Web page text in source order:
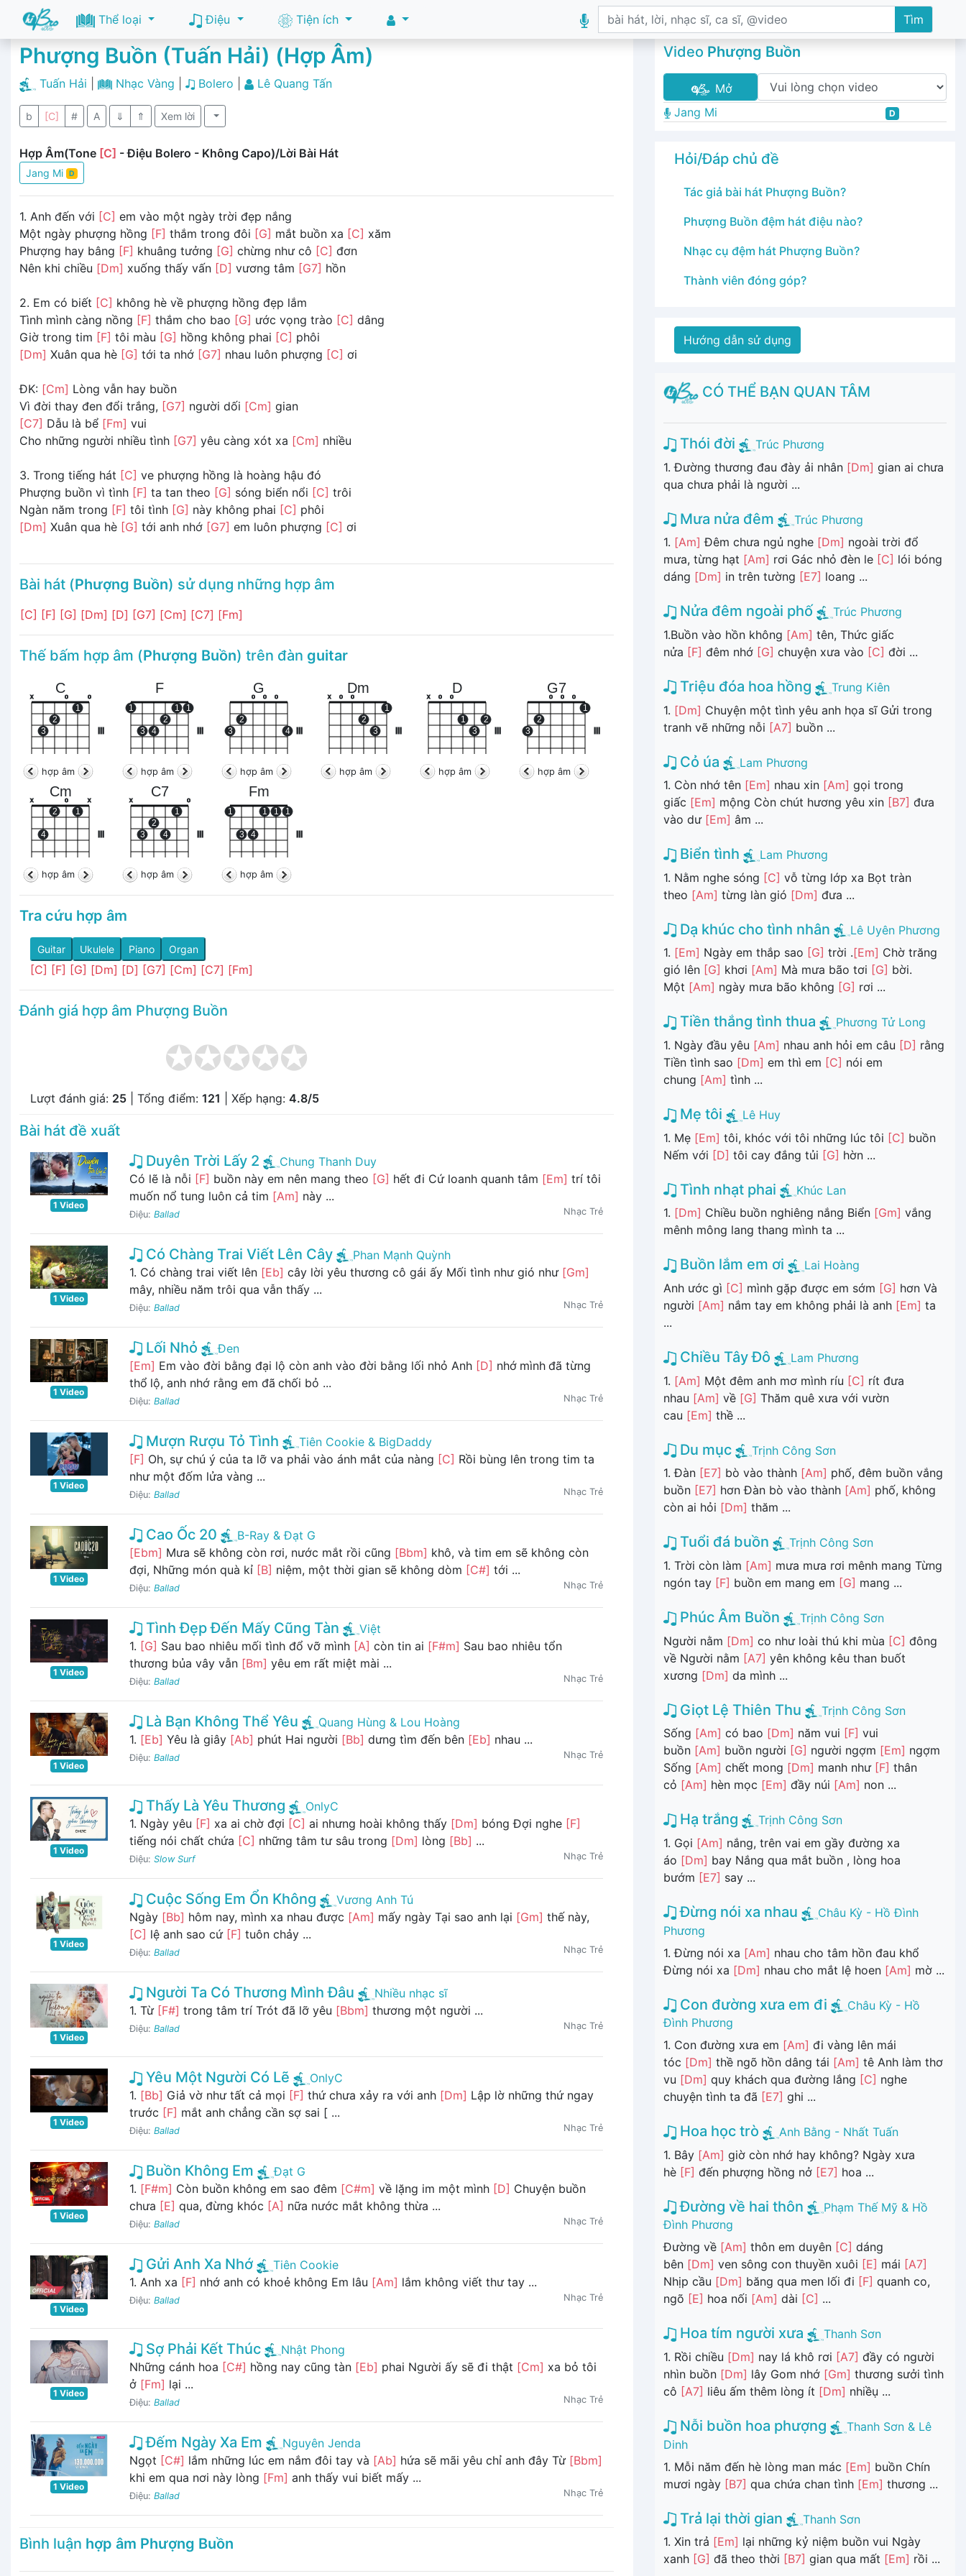
Thể loại Điệu Tiện ích Tìm
Phượng Buồn (Tuấn Hải) (Hợp Âm)
Tuấn Hải Nhạc Vàng Bolero Lê Quang Tấn
b [C] # A ⇓ ⇑ Xem lời
Hợp Âm(Tone [C] - Điệu Bolero - Không Capo)/Lời Bài Hát
Jang Mi D
1. Anh đến với [C] em vào một ngày trời đẹp nắng
Một ngày phượng hồng [F] thắm trong đôi [G] mắt buồn xa [C] xăm
Phượng hay bâng [F] khuâng tưởng [G] chừng như cô [C] đơn
Nên khi chiều [Dm] xuống thấy vấn [D] vương tâm [G7] hồn
2. Em có biết [C] không hè về phượng hồng đẹp lắm
Tình mình càng nồng [F] thắm cho bao [G] ước vọng trào [C] dâng
Giờ trong tim [F] tôi màu [G] hồng không phai [C] phôi
[Dm] Xuân qua hè [G] tới ta nhớ [G7] nhau luôn phượng [C] ơi
ĐK: [Cm] Lòng vẫn hay buồn
Vì đời thay đen đổi trắng, [G7] người dối [Cm] gian
[C7] Dẫu là bể [Fm] vui
Cho những người nhiều tình [G7] yêu càng xót xa [Cm] nhiều
3. Trong tiếng hát [C] ve phượng hồng là hoàng hậu đó
Phượng buồn vì tình [F] ta tan theo [G] sóng biển nổi [C] trôi
Ngàn năm trong [F] tôi tình [G] này không phai [C] phôi
[Dm] Xuân qua hè [G] tới anh nhớ [G7] em luôn phượng [C] ơi
Bài hát (Phượng Buồn) sử dụng những hợp âm
[C] [F] [G] [Dm] [D] [G7] [Cm] [C7] [Fm]
Thế bấm hợp âm (Phượng Buồn) trên đàn guitar
C
x
3
2
o
1
o
hợp âm
F
1
3 4
2
1 1
hợp âm
G
3
2
o o o
4
hợp âm
Dm
x o o
2
3
1
hợp âm
D
x o o
1
3
2
hợp âm
G7
3
2
o o o
1
hợp âm
Cm
x
4
2
o
1
x
hợp âm
C7
x
3
2
4
1
o
hợp âm
Fm
1
3 4
1 1 1
hợp âm
Tra cứu hợp âm
Guitar Ukulele Piano Organ
[C] [F] [G] [Dm] [D] [G7] [Cm] [C7] [Fm]
Đánh giá hợp âm Phượng Buồn
Lượt đánh giá: 25 | Tổng điểm: 121 | Xếp hạng: 4.8/5
Bài hát đề xuất
1 Video
Duyên Trời Lấy 2
Chung Thanh Duy
Có lẽ là nỗi [F] buồn này em nên mang theo [G] hết đi Cứ loanh quanh tâm [Em] trí tôi
muốn nổ tung luôn cả tim [Am] này ...
Điệu: Ballad Nhạc Trẻ
1 Video
Có Chàng Trai Viết Lên Cây
Phan Mạnh Quỳnh
1. Có chàng trai viết lên [Eb] cây lời yêu thương cô gái ấy Mối tình như gió như [Gm]
mây, nhiều năm trôi qua vẫn thấy ...
Điệu: Ballad Nhạc Trẻ
1 Video
Lối Nhỏ
Đen
[Em] Em vào đời bằng đại lộ còn anh vào đời bằng lối nhỏ Anh [D] nhớ mình đã từng
thổ lộ, anh nhớ rằng em đã chối bỏ ...
Điệu: Ballad Nhạc Trẻ
1 Video
Mượn Rượu Tỏ Tình
Tiên Cookie & BigDaddy
[F] Oh, sự chú ý của ta lỡ va phải vào ánh mắt của nàng [C] Rồi bùng lên trong tim ta
như một đốm lửa vàng ...
Điệu: Ballad Nhạc Trẻ
1 Video
Cao Ốc 20
B-Ray & Đạt G
[Ebm] Mưa sẽ không còn rơi, nước mắt rồi cũng [Bbm] khô, và tim em sẽ không còn
đợi, Những món quà kỉ [B] niệm, một thời gian sẽ không dòm [C#] tới ...
Điệu: Ballad Nhạc Trẻ
1 Video
Tình Đẹp Đến Mấy Cũng Tàn
Việt
1. [G] Sau bao nhiêu mối tình đổ vỡ mình [A] còn tin ai [F#m] Sau bao nhiêu tổn
thương bủa vây vẫn [Bm] yêu em rất miệt mài ...
Điệu: Ballad Nhạc Trẻ
1 Video
Là Bạn Không Thể Yêu
Quang Hùng & Lou Hoàng
1. [Eb] Yêu là giây [Ab] phút Hai người [Bb] dưng tìm đến bên [Eb] nhau ...
Điệu: Ballad Nhạc Trẻ
1 Video
Thấy Là Yêu Thương
OnlyC
1. Ngày yêu [F] xa ai chờ đợi [C] ai nhưng hoài không thấy [Dm] bóng Đợi nghe [F]
tiếng nói chất chứa [C] những tâm tư sâu trong [Dm] lòng [Bb] ...
Điệu: Slow Surf Nhạc Trẻ
1 Video
Cuộc Sống Em Ổn Không
Vương Anh Tú
Ngày [Bb] hôm nay, mình xa nhau được [Am] mấy ngày Tại sao anh lại [Gm] thế này,
[C] lệ anh sao cứ [F] tuôn chảy ...
Điệu: Ballad Nhạc Trẻ
1 Video
Người Ta Có Thương Mình Đâu
Nhiều nhạc sĩ
1. Từ [F#] trong tâm trí Trót đã lỡ yêu [Bbm] thương một người ...
Điệu: Ballad Nhạc Trẻ
1 Video
Yêu Một Người Có Lẽ
OnlyC
1. [Bb] Giả vờ như tất cả mọi [F] thứ chưa xảy ra với anh [Dm] Lập lờ những thứ ngay
trước [F] mắt anh chẳng cần sợ sai [ ...
Điệu: Ballad Nhạc Trẻ
1 Video
Buồn Không Em
Đạt G
1. [F#m] Còn buồn không em sao đêm [C#m] về lặng im một mình [D] Chuyện buồn
chưa [E] qua, đừng khóc [A] nữa nước mắt không thừa ...
Điệu: Ballad Nhạc Trẻ
1 Video
Gửi Anh Xa Nhớ
Tiên Cookie
1. Anh xa [F] nhớ anh có khoẻ không Em lâu [Am] lắm không viết thư tay ...
Điệu: Ballad Nhạc Trẻ
1 Video
Sợ Phải Kết Thúc
Nhật Phong
Những cánh hoa [C#] hồng nay cũng tàn [Eb] phai Người ấy sẽ đi thật [Cm] xa bỏ tôi
ở [Fm] lại ...
Điệu: Ballad Nhạc Trẻ
1 Video
Đếm Ngày Xa Em
Nguyên Jenda
Ngọt [C#] lắm những lúc em nắm đôi tay và [Ab] hứa sẽ mãi yêu chỉ anh đây Từ [Bbm]
khi em qua nơi này lòng [Fm] anh thấy vui biết mấy ...
Điệu: Ballad Nhạc Trẻ
Bình luận hợp âm Phượng Buồn
Video Phượng Buồn
Mở
Jang Mi
D
Hỏi/Đáp chủ đề
Tác giả bài hát Phượng Buồn?
Phượng Buồn đệm hát điệu nào?
Nhạc cụ đệm hát Phượng Buồn?
Thành viên đóng góp?
Hướng dẫn sử dụng
CÓ THỂ BẠN QUAN TÂM
Thói đời
Trúc Phương
1. Đường thương đau đày ải nhân [Dm] gian ai chưa
qua chưa phải là người ...
Mưa nửa đêm
Trúc Phương
1. [Am] Đêm chưa ngủ nghe [Dm] ngoài trời đổ
mưa, từng hạt [Am] rơi Gác nhỏ đèn le [C] lói bóng
dáng [Dm] in trên tường [E7] loang ...
Nửa đêm ngoài phố
Trúc Phương
1.Buồn vào hồn không [Am] tên, Thức giấc
nửa [F] đêm nhớ [G] chuyện xưa vào [C] đời ...
Triệu đóa hoa hồng
Trung Kiên
1. [Dm] Chuyện một tình yêu anh họa sĩ Gửi trong
tranh vẽ những nỗi [A7] buồn ...
Cỏ úa
Lam Phương
1. Còn nhớ tên [Em] nhau xin [Am] gọi trong
giấc [Em] mộng Còn chút hương yêu xin [B7] đưa
vào dư [Em] âm ...
Biển tình
Lam Phương
1. Nằm nghe sóng [C] vỗ từng lớp xa Bọt tràn
theo [Am] từng làn gió [Dm] đưa ...
Dạ khúc cho tình nhân
Lê Uyên Phương
1. [Em] Ngày em thắp sao [G] trời .[Em] Chờ trăng
gió lên [G] khơi [Am] Mà mưa bão tơi [G] bời.
Một [Am] ngày mưa bão không [G] rơi ...
Tiền thắng tình thua
Phương Tử Long
1. Ngày đầu yêu [Am] nhau anh hỏi em câu [D] rằng
Tiền tình sao [Dm] em thì em [C] nói em
chung [Am] tình ...
Mẹ tôi
Lê Huy
1. Mẹ [Em] tôi, khóc với tôi những lúc tôi [C] buồn
Nếm với [D] tôi cay đắng tủi [G] hờn ...
Tình nhạt phai
Khúc Lan
1. [Dm] Chiều buồn nghiêng nắng Biển [Gm] vắng
mênh mông lang thang mình ta ...
Buồn lắm em ơi
Lai Hoàng
Anh ước gì [C] mình gặp được em sớm [G] hơn Và
người [Am] nắm tay em không phải là anh [Em] ta
...
Chiều Tây Đô
Lam Phương
1. [Am] Một đêm anh mơ mình ríu [C] rít đưa
nhau [Am] về [G] Thăm quê xưa với vườn
cau [Em] thề ...
Du mục
Trịnh Công Sơn
1. Đàn [E7] bò vào thành [Am] phố, đêm buồn vắng
buồn [E7] hơn Đàn bò vào thành [Am] phố, không
còn ai hỏi [Dm] thăm ...
Tuổi đá buồn
Trịnh Công Sơn
1. Trời còn làm [Am] mưa mưa rơi mênh mang Từng
ngón tay [F] buồn em mang em [G] mang ...
Phúc Âm Buồn
Trịnh Công Sơn
Người nằm [Dm] co như loài thú khi mùa [C] đông
về Người nằm [A7] yên không kêu than buốt
xương [Dm] da mình ...
Giọt Lệ Thiên Thu
Trịnh Công Sơn
Sống [Am] có bao [Dm] năm vui [F] vui
buồn [Am] buồn người [G] người ngợm [Em] ngợm
Sống [Am] chết mong [Dm] manh như [F] thân
cỏ [Am] hèn mọc [Em] đầy núi [Am] non ...
Hạ trắng
Trịnh Công Sơn
1. Gọi [Am] nắng, trên vai em gầy đường xa
áo [Dm] bay Nắng qua mắt buồn , lòng hoa
bướm [E7] say ...
Đừng nói xa nhau
Châu Kỳ - Hồ Đình
Phương
1. Đừng nói xa [Am] nhau cho tâm hồn đau khổ
Đừng nói xa [Dm] nhau cho mắt lệ hoen [Am] mờ ...
Con đường xưa em đi
Châu Kỳ - Hồ
Đình Phương
1. Con đường xưa em [Am] đi vàng lên mái
tóc [Dm] thề ngõ hồn dâng tái [Am] tê Anh làm thơ
vu [Dm] quy khách qua đường lắng [C] nghe
chuyện tình ta đã [E7] ghi ...
Hoa học trò
Anh Bằng - Nhất Tuấn
1. Bây [Am] giờ còn nhớ hay không? Ngày xưa
hè [F] đến phượng hồng nở [E7] hoa ...
Đường về hai thôn
Phạm Thế Mỹ & Hồ
Đình Phương
Đường về [Am] thôn em duyên [C] dáng
bên [Dm] ven sông con thuyền xuôi [E] mái [A7]
Nhịp cầu [Dm] băng qua men lối đi [F] quanh co,
ngõ [E] hoa nối [Am] dài [C] ...
Hoa tím người xưa
Thanh Sơn
1. Rồi chiều [Dm] nay lá khô rơi [A7] đầy có người
nhìn buồn [Dm] lây Gom nhớ [Gm] thương sưởi tình
cô [A7] liêu ấm thêm lòng ít [Dm] nhiềụ ...
Nỗi buồn hoa phượng
Thanh Sơn & Lê
Dinh
1. Mỗi năm đến hè lòng man mác [Em] buồn Chín
mươi ngày [B7] qua chứa chan tình [Em] thương ...
Trả lại thời gian
Thanh Sơn
1. Xin trả [Em] lại những kỷ niệm buồn vui Ngày
xanh [G] đã theo thời [B7] gian qua mất [Em] rồi ...